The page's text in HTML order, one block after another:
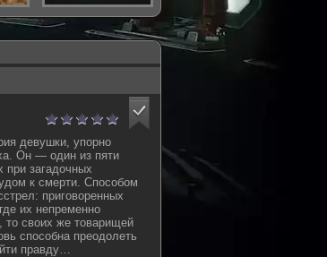
девушки, упорно
Он — один из пяти
при загадочных
к смерти. Способом
приговоренных
их непременно
то своих же товарищей
способна преодолеть
правду…